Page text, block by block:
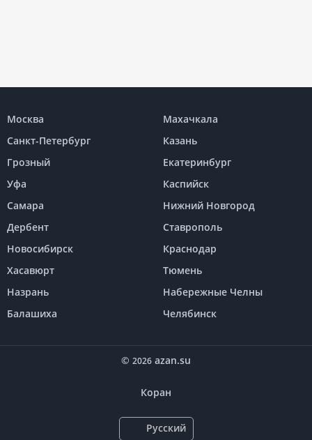
Москва
Махачкала
Санкт-Петербург
Казань
Грозный
Екатеринбург
Уфа
Каспийск
Самара
Нижний Новгород
Дербент
Ставрополь
Новосибирск
Краснодар
Хасавюрт
Тюмень
Назрань
Набережные Челны
Балашиха
Челябинск
© 2026 azan.su
Коран
Русский